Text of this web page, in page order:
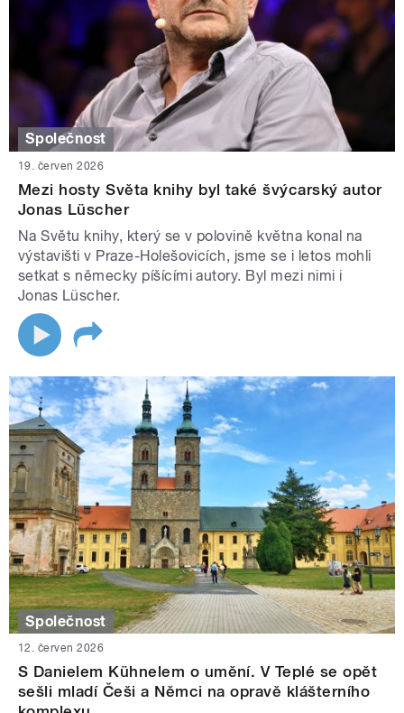
Společnost
19. červen 2026
Mezi hosty Světa knihy byl také švýcarský autor
Jonas Lüscher
Na Světu knihy, který se v polovině května konal na
výstavišti v Praze-Holešovicích, jsme se i letos mohli
setkat s německy píšícími autory. Byl mezi nimi i
Jonas Lüscher.
Společnost
12. červen 2026
S Danielem Kühnelem o umění. V Teplé se opět
sešli mladí Češi a Němci na opravě klášterního